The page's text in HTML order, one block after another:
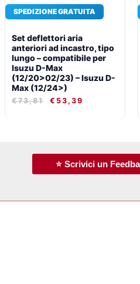
SPEDIZIONE GRATUITA
Set deflettori aria
anteriori ad incastro, tipo
lungo – compatibile per
Isuzu D-Max
(12/20>02/23) – Isuzu D-
Max (12/24>)
€73,81 € 53,39
⭐ Scrivici un